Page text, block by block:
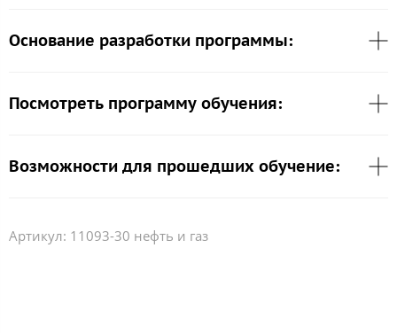
Основание разработки программы:
Посмотреть программу обучения:
Возможности для прошедших обучение:
Артикул: 11093-30 нефть и газ